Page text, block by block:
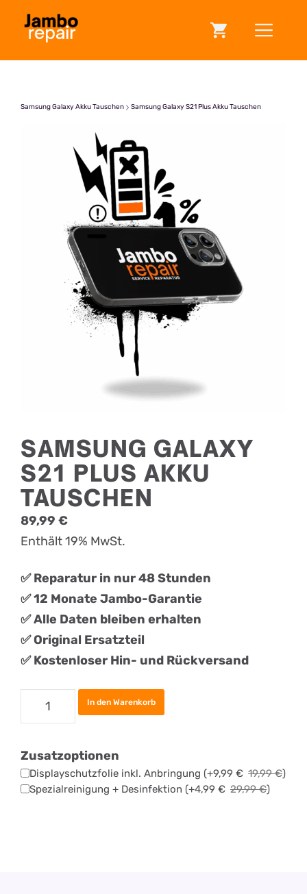
Inhalt
Samsung Galaxy Akku Tauschen Samsung Galaxy S21 Plus Akku Tauschen
SAMSUNG GALAXY
S21 PLUS AKKU
TAUSCHEN
89,99 €
Enthält 19% MwSt.
✅ Reparatur in nur 48 Stunden
✅ 12 Monate Jambo-Garantie
✅ Alle Daten bleiben erhalten
✅Original Ersatzteil
✅ Kostenloser Hin- und Rückversand
Samsung
Galaxy
Plus
Akku
In den Warenkorb
Zusatzoptionen
Displayschutzfolie inkl. Anbringung (+9,99 € 19,99€)
Spezialreinigung + Desinfektion (+4,99 € 29,99€)